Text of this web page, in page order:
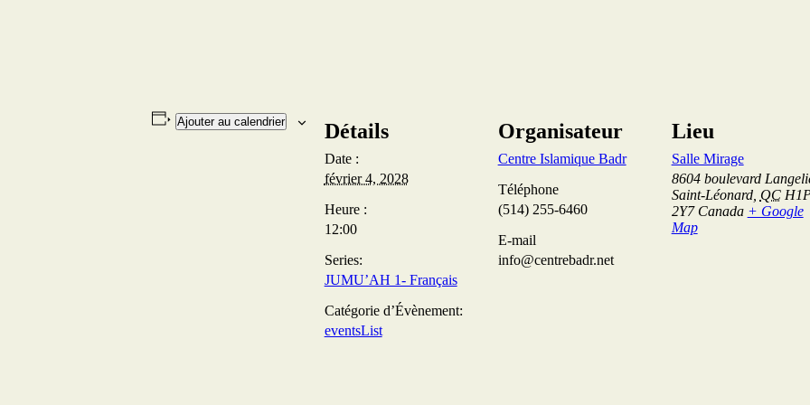
Ajouter au calendrier Détails
Date :
février 4, 2028
Heure :
12:00
Series:
JUMU’AH 1- Français
Catégorie d’Évènement:
eventsList
Organisateur
Centre Islamique Badr
Téléphone
(514) 255-6460
E-mail
info@centrebadr.net
Lieu
Salle Mirage
8604 boulevard
Saint-Léonard, QC
2Y7 Canada + Google
Map